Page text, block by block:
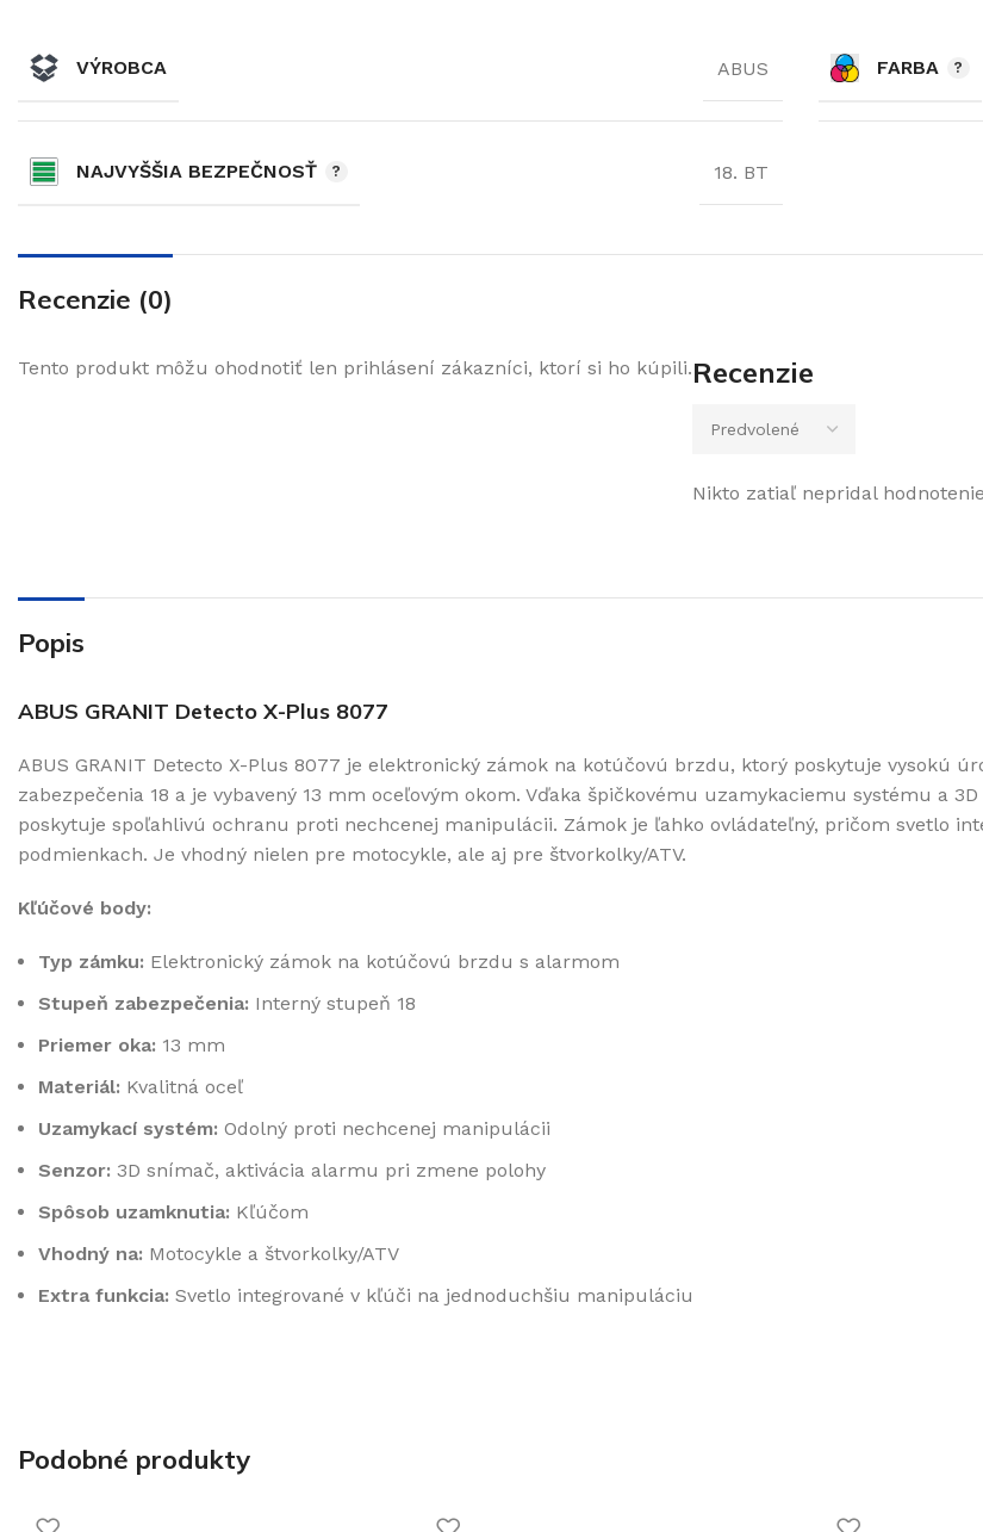
VÝROBCA ABUS FARBA
NAJVYŠŠIA BEZPEČNOSŤ 18. BT
Recenzie (0)
Recenzie
Nikto zatiaľ nepridal
Tento produkt môžu ohodnotiť len prihlásení zákazníci, ktorí si ho kúpili.
Popis
ABUS GRANIT Detecto X-Plus 8077
ABUS GRANIT Detecto X-Plus 8077 je elektronický zámok na kotúčovú brzdu, ktorý poskytuje vysokú
zabezpečenia 18 a je vybavený 13 mm oceľovým okom. Vďaka špičkovému uzamykaciemu systému a
poskytuje spoľahlivú ochranu proti nechcenej manipulácii. Zámok je ľahko ovládateľný, pričom svetlo
podmienkach. Je vhodný nielen pre motocykle, ale aj pre štvorkolky/ATV.
Kľúčové body:
Typ zámku: Elektronický zámok na kotúčovú brzdu s alarmom
Stupeň zabezpečenia: Interný stupeň 18
Priemer oka: 13 mm
Materiál: Kvalitná oceľ
Uzamykací systém: Odolný proti nechcenej manipulácii
Senzor: 3D snímač, aktivácia alarmu pri zmene polohy
Spôsob uzamknutia: Kľúčom
Vhodný na: Motocykle a štvorkolky/ATV
Extra funkcia: Svetlo integrované v kľúči na jednoduchšiu manipuláciu
Podobné produkty